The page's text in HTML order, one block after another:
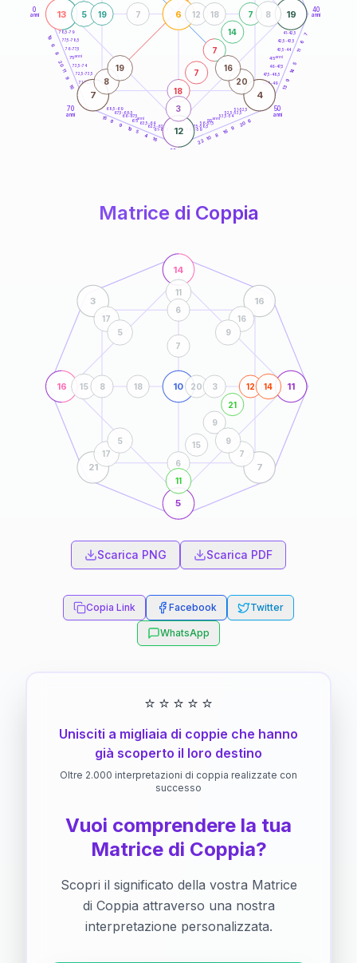
0
anni
40
anni
50
anni
60
70
anni
41-42,5
42,5-43,5
43,5-44
46-47,5
47,5-48,5
48,5-49
51-52,5
52,5-53,5
53,5-54
56-57,5
57,5-58,5
58,5-59
61-62,5
62,5-63,5
63,5-64
66-67,5
67,5-68,5
68,5-69
71-72,5
72,5-73,5
73,5-74
76-77,5
77,5-78,5
78,5-79 7
6
11
5
14
9
13
6
20
9
16
8
10
22
16
4
5
19
9
8
15
16
9
11
20
8
6
19
13 19
12
6
7 4
18
7
7
14
7
5 8
3
19 12 18
7
8
19
20
16
45anni
55anni
65anni
75anni
Matrice di Coppia
16
14
11
5
10
3 16
21 7
6
15
9
21
12
15
11
14
11
8
6
20 3
18
7
17
5
16
9
17
5
7
9
Scarica PNG Scarica PDF
Copia Link Facebook Twitter
WhatsApp
⭐ ⭐ ⭐ ⭐ ⭐
Unisciti a migliaia di coppie che hanno
già scoperto il loro destino
Oltre 2.000 interpretazioni di coppia realizzate con
successo
Vuoi comprendere la tua
Matrice di Coppia?
Scopri il significato della vostra Matrice
di Coppia attraverso una nostra
interpretazione personalizzata.